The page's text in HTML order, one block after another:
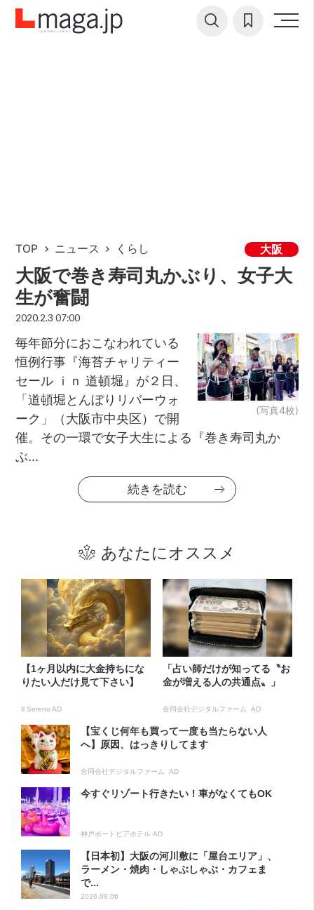
TOP ニュース くらし 大阪
大阪で巻き寿司丸かぶり、女子大
生が奮闘
2020.2.3 07:00
(写真4枚)
毎年節分におこなわれている
恒例行事『海苔チャリティー
セール ｉｎ 道頓堀』が２日、
「道頓堀とんぼりリバーウォ
ーク」（大阪市中央区）で開
催。その一環で女子大生による『巻き寿司丸か
ぶ...
続きを読む
あなたにオススメ
【1ヶ月以内に大金持ちにな
りたい人だけ見て下さい】
Il Sereno AD
「占い師だけが知ってる〝お
金が増える人の共通点〟」
合同会社デジタルファーム AD
【宝くじ何年も買って一度も当たらない人
へ】原因、はっきりしてます
合同会社デジタルファーム AD
今すぐリゾート行きたい！車がなくてもOK
神戸ポートピアホテル AD
【日本初】大阪の河川敷に「屋台エリア」、
ラーメン・焼肉・しゃぶしゃぶ・カフェま
で...
2026.08.06